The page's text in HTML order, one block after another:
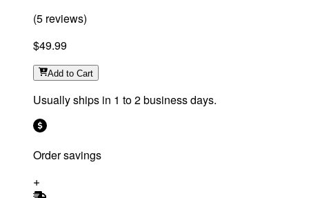
(5 reviews)
$49.99
Add to Cart
Usually ships in 1 to 2 business days.
Order savings